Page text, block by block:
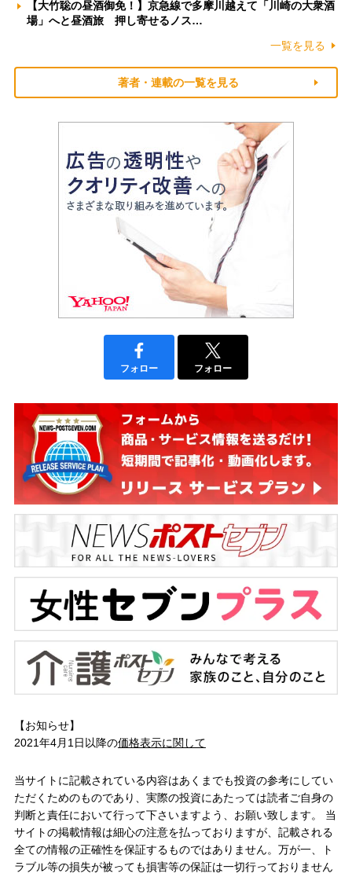
【大竹聡の昼酒御免！】京急線で多摩川越えて「川崎の大衆酒
場」へと昼酒旅 押し寄せるノス…
一覧を見る
著者・連載の一覧を見る
フォロー フォロー
【お知らせ】
2021年4月1日以降の価格表示に関して
当サイトに記載されている内容はあくまでも投資の参考にしてい
ただくためのものであり、実際の投資にあたっては読者ご自身の
判断と責任において行って下さいますよう、お願い致します。 当
サイトの掲載情報は細心の注意を払っておりますが、記載される
全ての情報の正確性を保証するものではありません。万が一、ト
ラブル等の損失が被っても損害等の保証は一切行っておりません